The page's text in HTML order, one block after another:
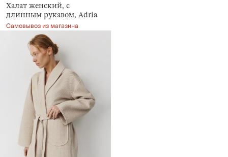
Халат женский, с
длинным рукавом, Adria
Самовывоз из магазина